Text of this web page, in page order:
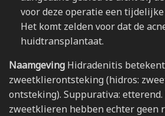
voor deze operatie een
Het komt zelden voor dat de
huidtransplantaat.
Naamgeving Hidradenitis betekent
zweetklierontsteking (hidros:
ontsteking). Suppurativa:
zweetklieren hebben echter geen